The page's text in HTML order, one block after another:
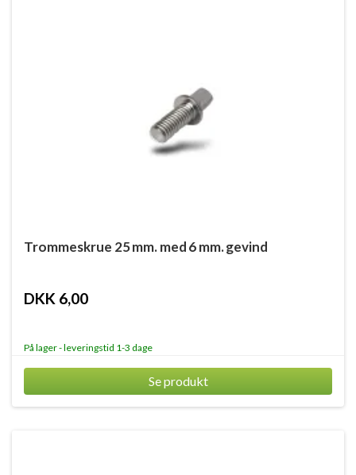
Trommeskrue 25 mm. med 6 mm. gevind
DKK 6,00
På lager - leveringstid 1-3 dage
Se produkt